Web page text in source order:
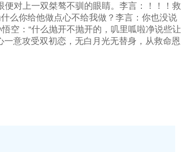
对上一双桀骜不驯的眼睛。李言：！！！救
么你给他做点心不给我做？李言：你也没说
：“什么抛开不抛开的，叽里呱啦净说些让
意攻受双初恋，无白月光无替身，从救命恩